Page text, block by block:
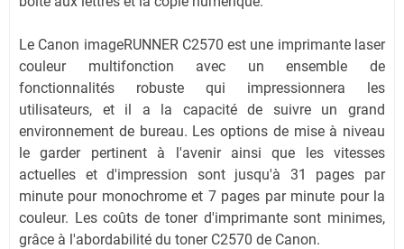
Le Canon imageRUNNER C2570 est une imprimante laser
couleur multifonction avec un ensemble de
fonctionnalités robuste qui impressionnera les
utilisateurs, et il a la capacité de suivre un grand
environnement de bureau. Les options de mise à niveau
le garder pertinent à l'avenir ainsi que les vitesses
actuelles et d'impression sont jusqu'à 31 pages par
minute pour monochrome et 7 pages par minute pour la
couleur. Les coûts de toner d'imprimante sont minimes,
grâce à l'abordabilité du toner C2570 de Canon.